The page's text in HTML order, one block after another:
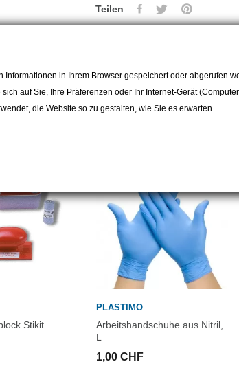
Schleifkörnung:
Anwendung: Schleifscheiben
Oberflächenvorbereitung bis zur
wählen, für Ihre spezielle
Sie können diese
online finden. Achten Sie
Anforderungen und der von
Teilen
Stikit
PLASTIMO
Arbeitshandschuhe aus Nitril,
L
1,00 CHF
in Ihrem Browser gespeichert oder abgerufen
auf Sie, Ihre Präferenzen oder Ihr Internet-Gerät
die Website so zu gestalten, wie Sie es erwarten.